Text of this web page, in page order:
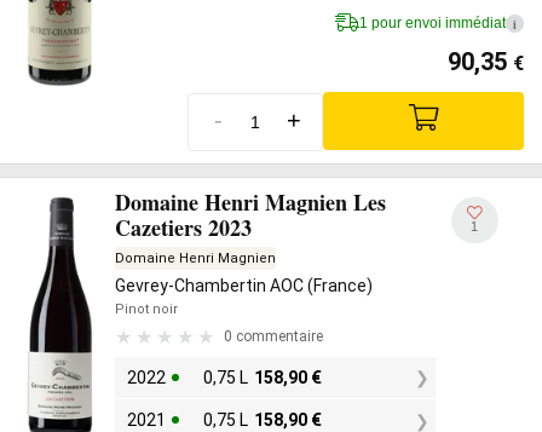
1 pour envoi immédiat i
90,35 €
- +
Domaine Henri Magnien Les
Cazetiers 2023
Domaine Henri Magnien
Gevrey-Chambertin AOC (France)
Pinot noir
0 commentaire
2022 0,75 L 158,90 €
2021 0,75 L 158,90 €
1